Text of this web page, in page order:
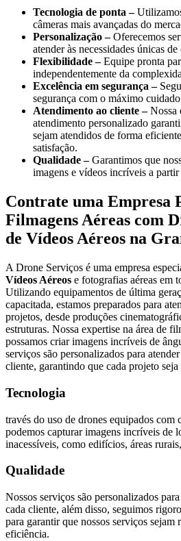
Tecnologia de ponta –
câmeras mais avançadas do
Personalização –Oferecemos
atender às necessidades únicas
Flexibilidade –Equipe pronta
independentemente da
Excelência em segurança –
segurança com o máximo
Atendimento ao cliente –Nossa
atendimento personalizado
sejam atendidos de forma
satisfação.
Qualidade –Garantimos que
imagens e vídeos incríveis a
Contrate uma Empresa
Filmagens Aéreas com
de Vídeos Aéreos na
A Drone Serviços é uma empresa
Vídeos Aéreos e fotografias aéreas em
Utilizando equipamentos de última
capacitada, estamos preparados para
projetos, desde produções
estruturas. Nossa expertise na área de
possamos criar imagens incríveis de
serviços são personalizados para
cliente, garantindo que cada projeto
Tecnologia
través do uso de drones equipados com
podemos capturar imagens incríveis de
inacessíveis, como edifícios, áreas
Qualidade
Nossos serviços são personalizados
cada cliente, além disso, seguimos
para garantir que nossos serviços sejam
eficiência.